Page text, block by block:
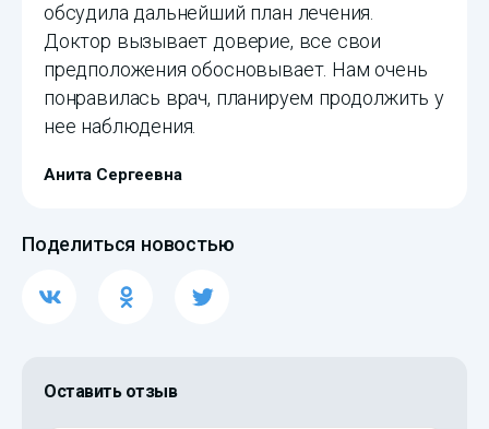
обсудила дальнейший план лечения.
Доктор вызывает доверие, все свои
предположения обосновывает. Нам очень
понравилась врач, планируем продолжить у
нее наблюдения.
Анита Сергеевна
Поделиться новостью
Оставить отзыв